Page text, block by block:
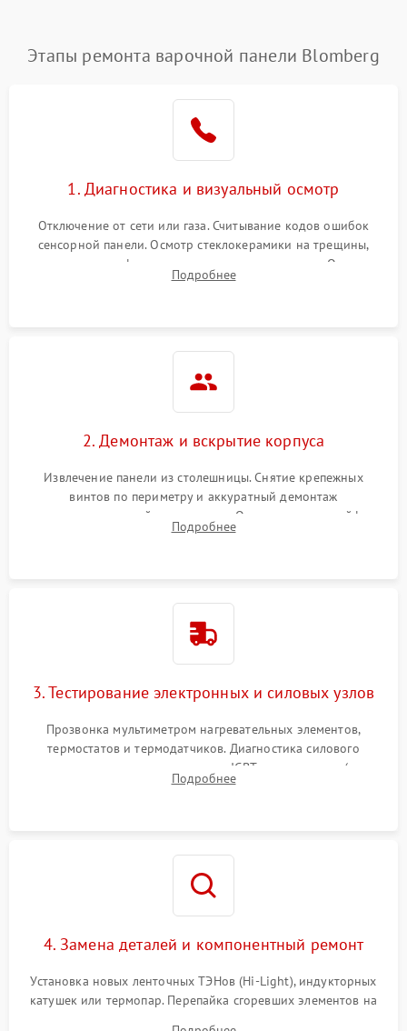
Этапы ремонта варочной панели Blomberg
1. Диагностика и визуальный осмотр
Отключение от сети или газа. Считывание кодов ошибок
сенсорной панели. Осмотр стеклокерамики на трещины,
проверка конфорок на равномерность нагрева. Опрос
клиента о симптомах (не включается, не видит посуду,
Подробнее
2. Демонтаж и вскрытие корпуса
Извлечение панели из столешницы. Снятие крепежных
винтов по периметру и аккуратный демонтаж
стеклокерамической поверхности. Отсоединение шлейфов
сенсорного блока для доступа к силовым платам, катушкам
Подробнее
3. Тестирование электронных и силовых узлов
Прозвонка мультиметром нагревательных элементов,
термостатов и термодатчиков. Диагностика силового
модуля, реле, диодных мостов и IGBT-транзисторов (для
индукции). Проверка кранов и газ-контроля (для газовых
Подробнее
4. Замена деталей и компонентный ремонт
Установка новых ленточных ТЭНов (Hi-Light), индукторных
катушек или термопар. Перепайка сгоревших элементов на